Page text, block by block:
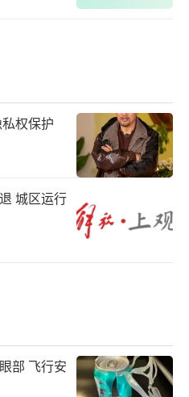
权保护
城区运行
部 飞行安